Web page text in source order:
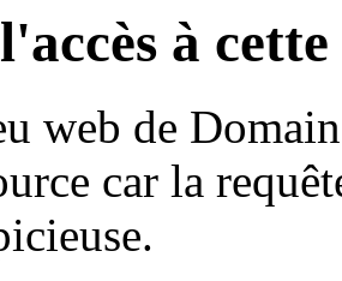
à
web de
car la